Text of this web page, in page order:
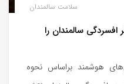
سلامت سالمندان
سالمندان را
هوشمند براساس نحوه